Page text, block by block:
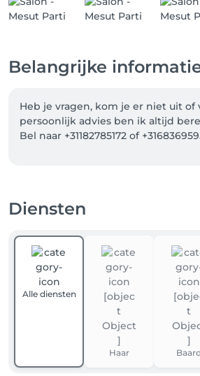
Belangrijke
Heb je vragen, kom je er niet uit of
persoonlijk advies ben ik altijd
Bel naar +31182785172 of
Diensten
Alle diensten
Haar Baard